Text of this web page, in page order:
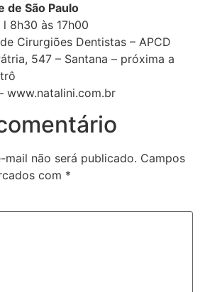
de São Paulo
8h30 às 17h00
Cirurgiões Dentistas – APCD
547 – Santana – próxima a
www.natalini.com.br
mail não será publicado. Campos
com *